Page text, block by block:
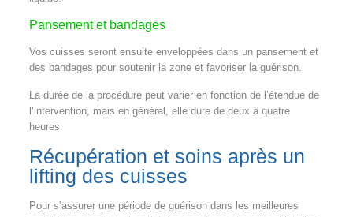
Pansement et bandages
Vos cuisses seront ensuite enveloppées dans un pansement et
des bandages pour soutenir la zone et favoriser la guérison.
La durée de la procédure peut varier en fonction de l’étendue de
l’intervention, mais en général, elle dure de deux à quatre
heures.
Récupération et soins après un
lifting des cuisses
Pour s’assurer une période de guérison dans les meilleures